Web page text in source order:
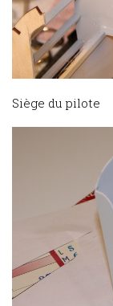
Siège du pilote